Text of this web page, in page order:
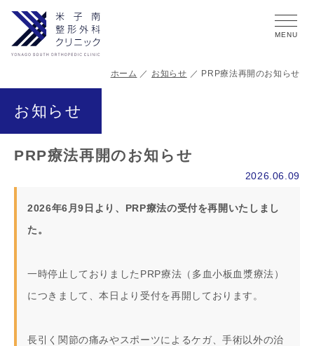
ホーム お知らせ PRP療法再開のお知らせ
お知らせ
PRP療法再開のお知らせ
2026.06.09
2026年6月9日より、PRP療法の受付を再開いたしまし
た。
一時停止しておりましたPRP療法（多血小板血漿療法）
につきまして、本日より受付を再開しております。
長引く関節の痛みやスポーツによるケガ、手術以外の治